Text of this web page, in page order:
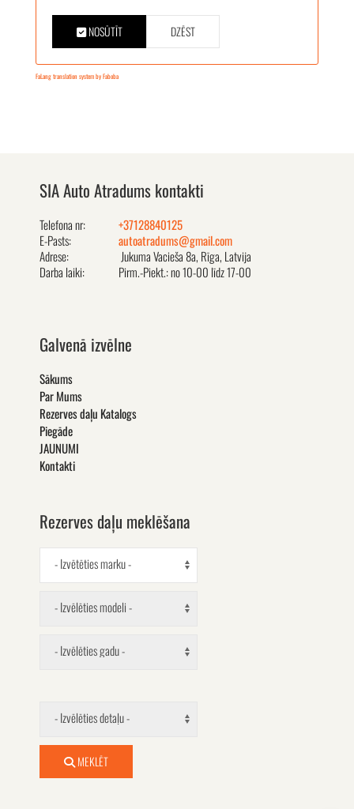
NOSŪTĪT DZĒST
FaLang translation system by Faboba
SIA Auto Atradums kontakti
Telefona nr:
+37128840125
E-Pasts:
autoatradums@gmail.com
Adrese:
Jukuma Vacieša 8a, Rīga, Latvija
Darba laiki:
Pirm.-Piekt.: no 10-00 līdz 17-00
Galvenā izvēlne
Sākums
Par Mums
Rezerves daļu Katalogs
Piegāde
JAUNUMI
Kontakti
Rezerves daļu meklēšana
- Izvētēties marku -
- Izvēlēties modeli -
- Izvēlēties gadu -
- Izvēlēties detaļu -
MEKLĒT